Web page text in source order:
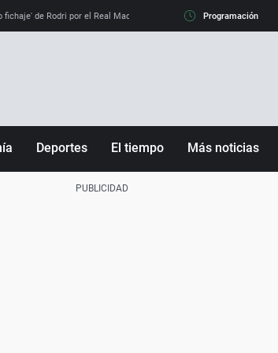
de Rodri por el Real Madrid y su 'sí' al Barça La llamada
Programación
Deportes El tiempo Más noticias